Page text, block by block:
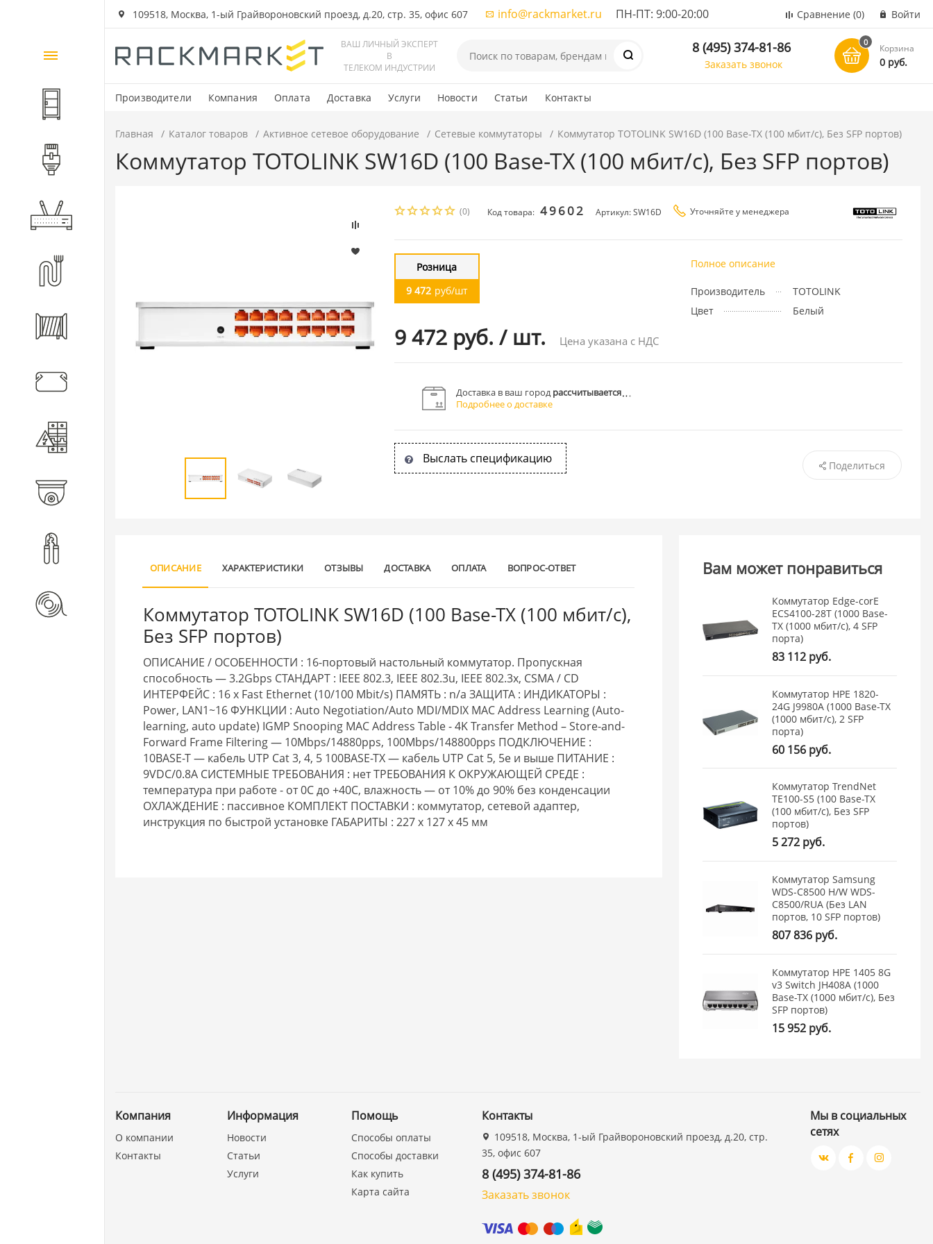
109518, Москва, 1-ый Грайвороновский проезд, д.20, стр. 35, офис 607 info@rackmarket.ru ПН-ПТ: 9:00-20:00 Сравнение (0) Войти
ВАШ ЛИЧНЫЙ ЭКСПЕРТ
В
ТЕЛЕКОМ ИНДУСТРИИ
8 (495) 374-81-86
Заказать звонок
0
Корзина
0 руб.
Производители Компания Оплата Доставка Услуги Новости Статьи Контакты
Каталог
товаров
Шкафы и стойки
Компоненты СКС
Главная Каталог товаров Активное сетевое оборудование Сетевые коммутаторы Коммутатор TOTOLINK SW16D (100 Base-TX (100 мбит/с), Без SFP портов)
Коммутатор TOTOLINK SW16D (100 Base-TX (100 мбит/с), Без SFP портов)
(0) Код товара: 49602 Артикул: SW16D Уточняйте у менеджера
Розница
9 472 руб/шт
9 472 руб. / шт. Цена указана с НДС
Полное описание
Производитель
TOTOLINK
Цвет
Белый
Доставка в ваш городрассчитывается
Подробнее о доставке
Выслать спецификацию Поделиться
ОПИСАНИЕ ХАРАКТЕРИСТИКИ ОТЗЫВЫ ДОСТАВКА ОПЛАТА ВОПРОС-ОТВЕТ
Коммутатор TOTOLINK SW16D (100 Base-TX (100 мбит/с),
Без SFP портов)
ОПИСАНИЕ / ОСОБЕННОСТИ : 16-портовый настольный коммутатор. Пропускная
способность — 3.2Gbps СТАНДАРТ : IEEE 802.3, IEEE 802.3u, IEEE 802.3x, CSMA / CD
ИНТЕРФЕЙС : 16 x Fast Ethernet (10/100 Mbit/s) ПАМЯТЬ : n/a ЗАЩИТА : ИНДИКАТОРЫ :
Power, LAN1~16 ФУНКЦИИ : Auto Negotiation/Auto MDI/MDIX MAC Address Learning (Auto-
learning, auto update) IGMP Snooping MAC Address Table - 4K Transfer Method – Store-and-
Forward Frame Filtering — 10Mbps/14880pps, 100Mbps/148800pps ПОДКЛЮЧЕНИЕ :
10BASE-T — кабель UTP Cat 3, 4, 5 100BASE-TX — кабель UTP Cat 5, 5e и выше ПИТАНИЕ :
9VDC/0.8A СИСТЕМНЫЕ ТРЕБОВАНИЯ : нет ТРЕБОВАНИЯ К ОКРУЖАЮЩЕЙ СРЕДЕ :
температура при работе - от 0C до +40С, влажность — от 10% до 90% без конденсации
ОХЛАЖДЕНИЕ : пассивное КОМПЛЕКТ ПОСТАВКИ : коммутатор, сетевой адаптер,
инструкция по быстрой установке ГАБАРИТЫ : 227 x 127 x 45 мм
Вам может понравиться
Коммутатор Edge-corE
ECS4100-28T (1000 Base-
TX (1000 мбит/с), 4 SFP
порта)
83 112 руб.
Коммутатор HPE 1820-
24G J9980A (1000 Base-TX
(1000 мбит/с), 2 SFP
порта)
60 156 руб.
Коммутатор TrendNet
TE100-S5 (100 Base-TX
(100 мбит/с), Без SFP
портов)
5 272 руб.
Коммутатор Samsung
WDS-C8500 H/W WDS-
C8500/RUA (Без LAN
портов, 10 SFP портов)
807 836 руб.
Коммутатор HPE 1405 8G
v3 Switch JH408A (1000
Base-TX (1000 мбит/с), Без
SFP портов)
15 952 руб.
Компания
О компании
Контакты
Информация
Новости
Статьи
Услуги
Помощь
Способы оплаты
Способы доставки
Как купить
Карта сайта
Контакты
109518, Москва, 1-ый Грайвороновский проезд, д.20, стр.
35, офис 607
8 (495) 374-81-86
Заказать звонок
Мы в социальных
сетях